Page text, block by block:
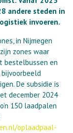
andere steden in
invoeren.
in Nijmegen
zones waar
bestelbussen en
De subsidie is
december 2024
150 laadpalen
oplaadpaal-